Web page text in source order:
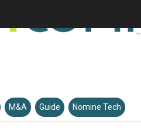
M&A Guide Nomine Tech